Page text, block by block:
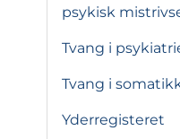
psykisk
Tvang i
Tvang i
Yderregisteret